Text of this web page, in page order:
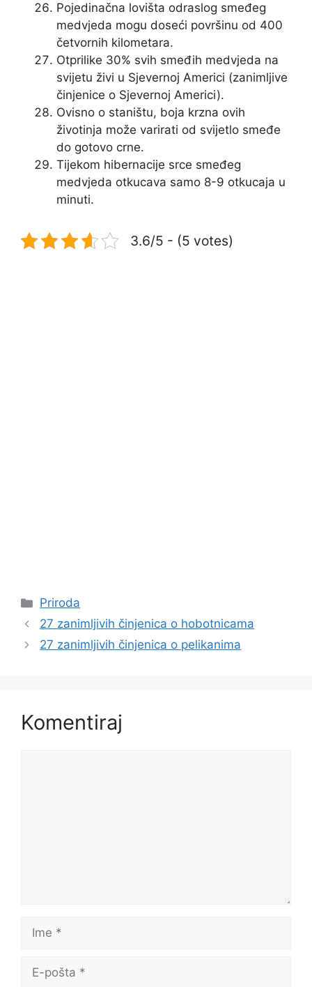
Pojedinačna lovišta odraslog smeđeg
medvjeda mogu doseći površinu od 400
četvornih kilometara.
Otprilike 30% svih smeđih medvjeda na
svijetu živi u Sjevernoj Americi (zanimljive
činjenice o Sjevernoj Americi).
Ovisno o staništu, boja krzna ovih
životinja može varirati od svijetlo smeđe
do gotovo crne.
Tijekom hibernacije srce smeđeg
medvjeda otkucava samo 8-9 otkucaja u
minuti.
3.6/5 - (5 votes)
Kategorije
Priroda
27 zanimljivih činjenica o hobotnicama
27 zanimljivih činjenica o pelikanima
Komentiraj
Ime
pošta